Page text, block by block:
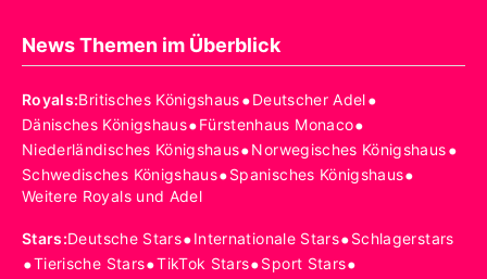
News Themen im Überblick
Royals:Britisches Königshaus•Deutscher Adel•
Dänisches Königshaus•Fürstenhaus Monaco•
Niederländisches Königshaus•Norwegisches Königshaus•
Schwedisches Königshaus•Spanisches Königshaus•
Weitere Royals und Adel
Stars:Deutsche Stars•Internationale Stars•Schlagerstars
•Tierische Stars•TikTok Stars•Sport Stars•